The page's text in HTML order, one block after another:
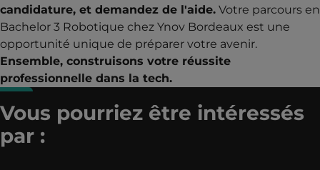
candidature, et demandez de l'aide. Votre parcours en
Bachelor 3 Robotique chez Ynov Bordeaux est une
opportunité unique de préparer votre avenir.
Ensemble, construisons votre réussite
professionnelle dans la tech.
Vous pourriez être intéressés
par :